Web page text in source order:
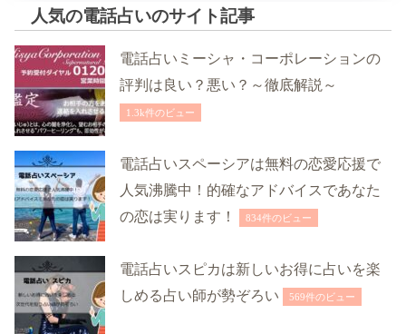
人気の電話占いのサイト記事
電話占いミーシャ・コーポレーションの
評判は良い？悪い？～徹底解説～
1.3k件のビュー
電話占いスペーシアは無料の恋愛応援で
人気沸騰中！的確なアドバイスであなた
の恋は実ります！
834件のビュー
電話占いスピカは新しいお得に占いを楽
しめる占い師が勢ぞろい
569件のビュー